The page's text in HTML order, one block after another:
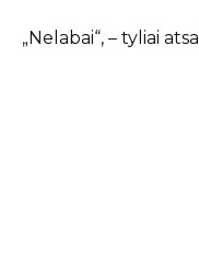
„Nelabai“, – tyliai